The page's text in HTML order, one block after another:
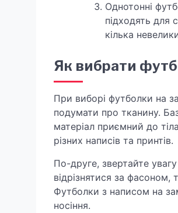
Однотонні
підходять для
кілька
Як вибрати
При виборі футболки на
подумати про тканину.
матеріал приємний до
різних написів та принтів.
По-друге, звертайте
відрізнятися за
Футболки з написом на
носіння.